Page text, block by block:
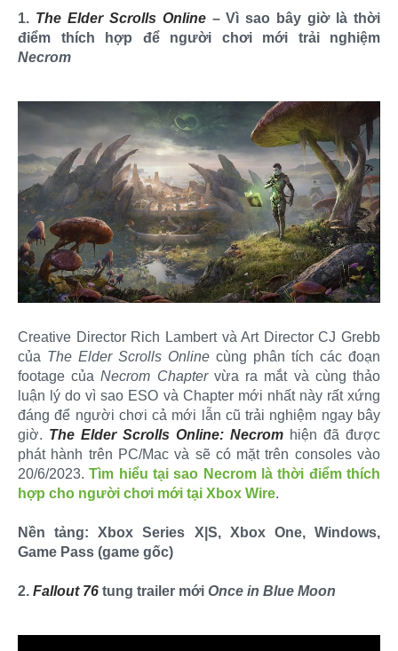
1. The Elder Scrolls Online– Vì sao bây giờ là thời
điểm thích hợp để người chơi mới trải nghiệm
Necrom
Creative Director Rich Lambert và Art Director CJ Grebb
của The Elder Scrolls Online cùng phân tích các đoạn
footage củaNecrom Chaptervừa ra mắt và cùng thảo
luận lý do vì sao ESO và Chapter mới nhất này rất xứng
đáng để người chơi cả mới lẫn cũ trải nghiệm ngay bây
giờ. The Elder Scrolls Online: Necrom hiện đã được
phát hành trên PC/Mac và sẽ có mặt trên consoles vào
20/6/2023.Tìm hiểu tại sao Necrom là thời điểm thích
hợp cho người chơi mới tại Xbox Wire.
Nền tảng: Xbox Series X|S, Xbox One, Windows,
Game Pass (game gốc)
2. Fallout 76 tung trailer mới Once in Blue Moon